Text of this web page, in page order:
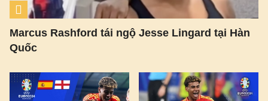
Marcus Rashford tái ngộ Jesse Lingard tại Hàn
Quốc